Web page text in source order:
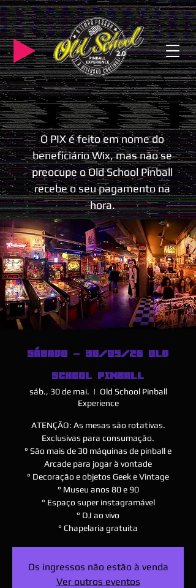
O PIX é feito em nome do
beneficiário Wix, mas não se
preocupe o Old School Pinball
recebe o seu pagamento na
hora.
SÁBADO - 30/05/26 OLD
SCHOOL PINBALL
sáb., 30 de mai.
  |
Old School Pinball
Experience
ATENÇÃO: As mesas são rotativas.
Exclusivas para consumação.
° São mais de 30 máquinas de pinball e
Arcade para jogar à vontade
° Decoração e objetos Geek e Vintage
° Museu anos 80 e 90
° Espaço super instagramável
° DJ ao vivo
° Chapelaria gratuita
Os ingressos não estão à venda
Ver outros eventos